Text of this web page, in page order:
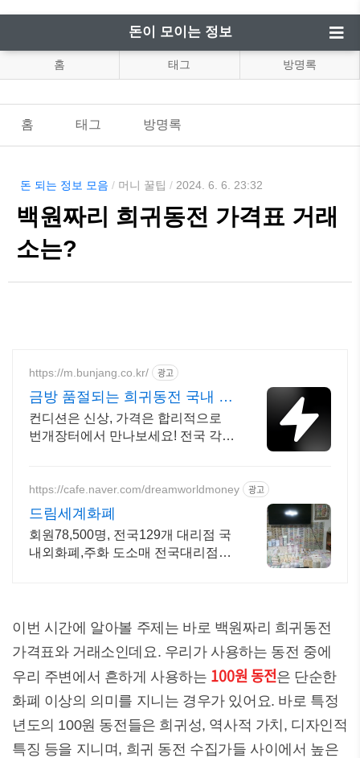
돈이 모이는 정보
홈 태그 방명록
홈 태그 방명록
돈 되는 정보 모음 / 머니 꿀팁 / 2024. 6. 6. 23:32
백원짜리 희귀동전 가격표 거래
소는?
https://m.bunjang.co.kr/ 광고
금방 품절되는 희귀동전 국내 최
대 브랜드 중고거래
컨디션은 신상, 가격은 합리적으로
번개장터에서 만나보세요! 전국 각지
https://cafe.naver.com/dreamworldmoney 광고
드림세계화폐
회원78,500명, 전국129개 대리점 국
내외화폐,주화 도소매 전국대리점상
이번 시간에 알아볼 주제는 바로 백원짜리 희귀동전
가격표와 거래소인데요. 우리가 사용하는 동전 중에
우리 주변에서 흔하게 사용하는 100원 동전은 단순한
화폐 이상의 의미를 지니는 경우가 있어요. 바로 특정
년도의 100원 동전들은 희귀성, 역사적 가치, 디자인적
특징 등을 지니며, 희귀 동전 수집가들 사이에서 높은